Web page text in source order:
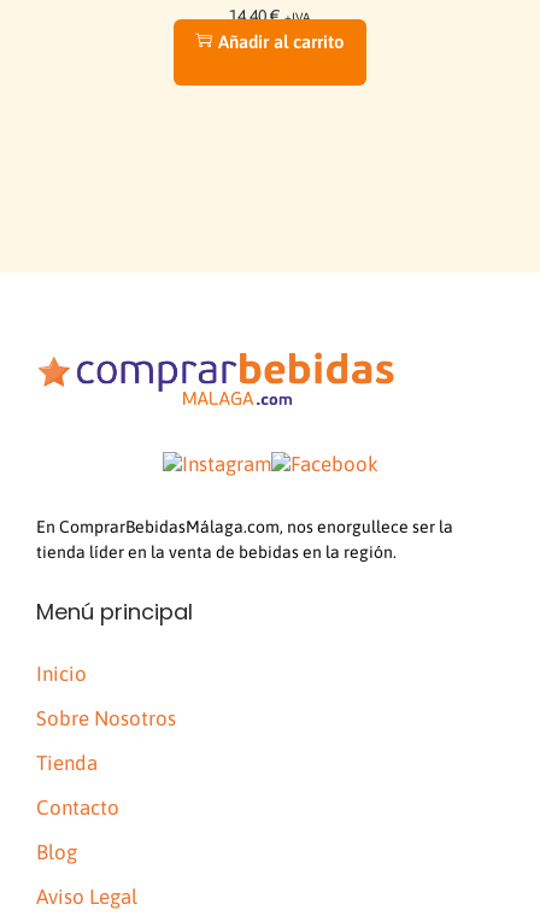
14,40€ +IVA
Añadir al carrito
En ComprarBebidasMálaga.com, nos enorgullece ser la
tienda líder en la venta de bebidas en la región.
Menú principal
Inicio
Sobre Nosotros
Tienda
Contacto
Blog
Aviso Legal